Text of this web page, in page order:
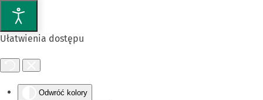
Ułatwienia dostępu
Odwróć kolory
Przejdź do głównej treści